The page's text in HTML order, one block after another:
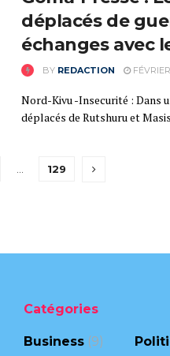
déplacés de
échanges avec
BY REDACTION
Nord-Kivu -Insecurité : Dans
déplacés de Rutshuru et
129
Catégories
Business(9)